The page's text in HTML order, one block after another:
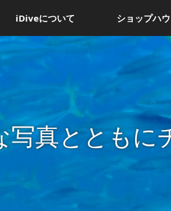
iDiveについて ショップハ
真とともに